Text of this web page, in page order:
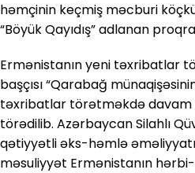
həmçinin keçmiş məcburi
“Böyük Qayıdış” adlanan
Ermənistanın yeni təxribatlar
başçısı “Qarabağ
təxribatlar törətməkdə davam
törədilib. Azərbaycan Silahlı
qətiyyətli əks-həmlə
məsuliyyət Ermənistanın